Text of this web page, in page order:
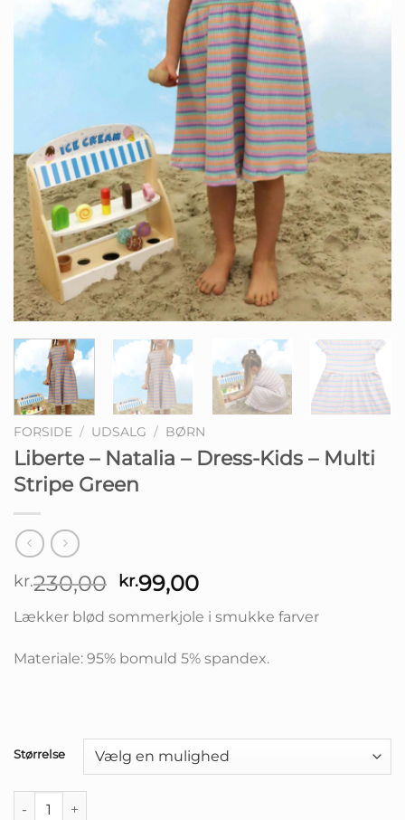
FORSIDE / UDSALG / BØRN
Liberte – Natalia – Dress-Kids – Multi
Stripe Green
kr.230,00 Den
oprindelige
pris
var:
kr.230,00.
kr.99,00Den
aktuelle
pris
er:
kr.99,00.
Lækker blød sommerkjole i smukke farver
Materiale: 95% bomuld 5% spandex.
Størrelse
Liberte - Natalia - Dress-Kids - Multi Stripe Green antal